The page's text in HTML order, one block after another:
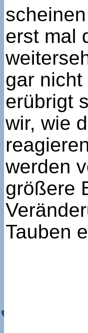
erst mal
gar
erübrigt
wir, wie
werden
größere
Tauben